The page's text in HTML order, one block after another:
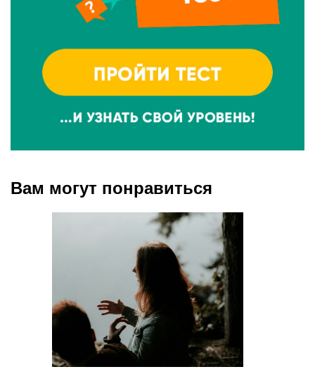
Вам могут понравиться